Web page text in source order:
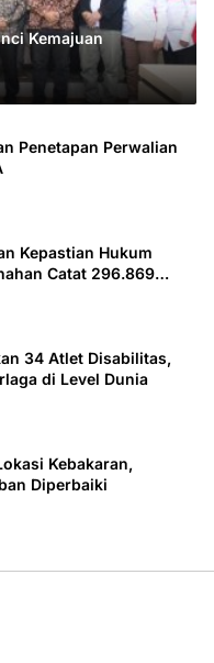
Kemajuan
Penetapan Perwalian
Kepastian Hukum
Catat 296.869
34 Atlet Disabilitas,
di Level Dunia
Kebakaran,
Diperbaiki